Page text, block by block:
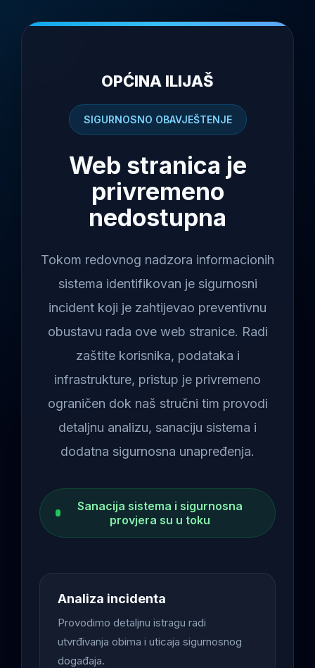
OPĆINA ILIJAŠ
SIGURNOSNO OBAVJEŠTENJE
Web stranica je
privremeno
nedostupna
Tokom redovnog nadzora informacionih
sistema identifikovan je sigurnosni
incident koji je zahtijevao preventivnu
obustavu rada ove web stranice. Radi
zaštite korisnika, podataka i
infrastrukture, pristup je privremeno
ograničen dok naš stručni tim provodi
detaljnu analizu, sanaciju sistema i
dodatna sigurnosna unapređenja.
Sanacija sistema i sigurnosna
provjera su u toku
Analiza incidenta
Provodimo detaljnu istragu radi
utvrđivanja obima i uticaja sigurnosnog
događaja.